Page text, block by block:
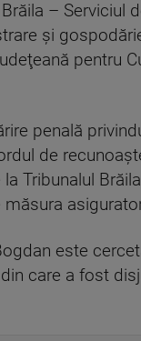
– Serviciul
şi
pentru
penală
de
Tribunalul
este
care a fost